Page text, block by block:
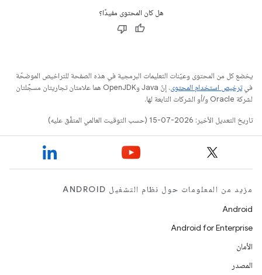
هل كان المحتوى مفيدًا؟
يخضع كل من المحتوى وعيّنات التعليمات البرمجية في هذه الصفحة للتراخيص الموضحّة
فيترخيص استخدام المحتوى
. إنّ Java وOpenJDK هما علامتان تجاريتان مسجَّلتان
لشركة Oracle و/أو الشركات التابعة لها.
تاريخ التعديل الأخير: 2026-07-15 (حسب التوقيت العالمي المتفَّق عليه)
مزيد من المعلومات حول نظام التشغيل ANDROID
Android
Android for Enterprise
الأمان
المصدر